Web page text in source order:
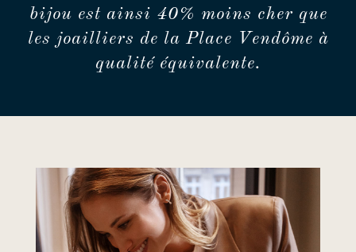
bijou est ainsi 40% moins cher que
les joailliers de la Place Vendôme à
qualité équivalente.